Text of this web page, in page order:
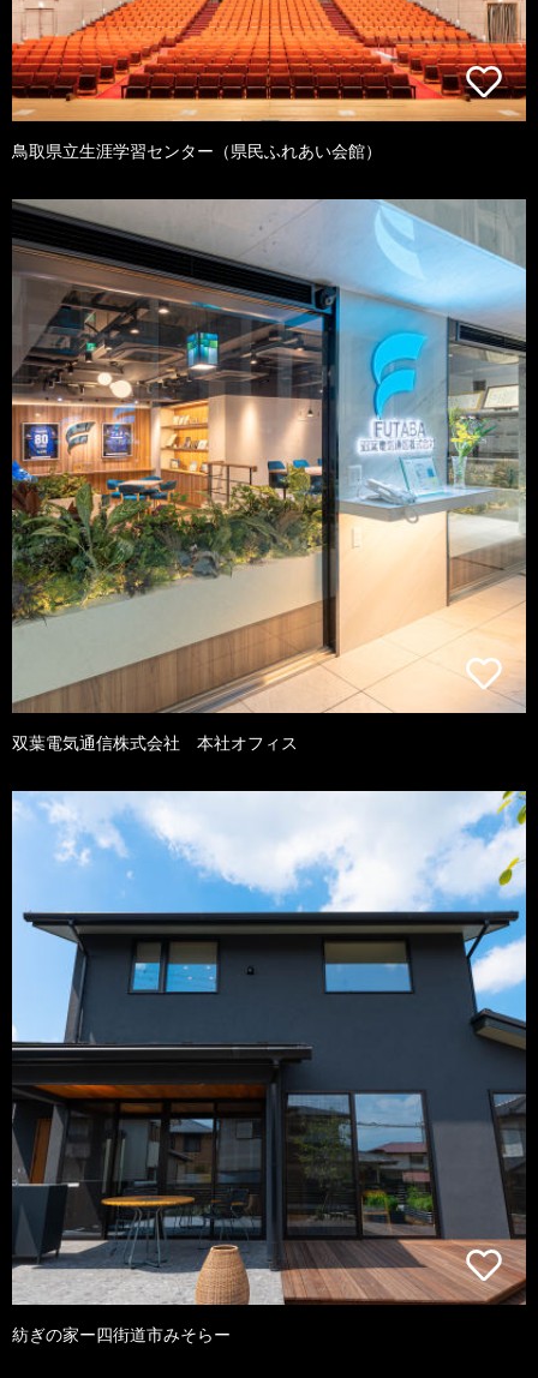
鳥取県立生涯学習センター（県民ふれあい会館）
双葉電気通信株式会社 本社オフィス
紡ぎの家ー四街道市みそらー